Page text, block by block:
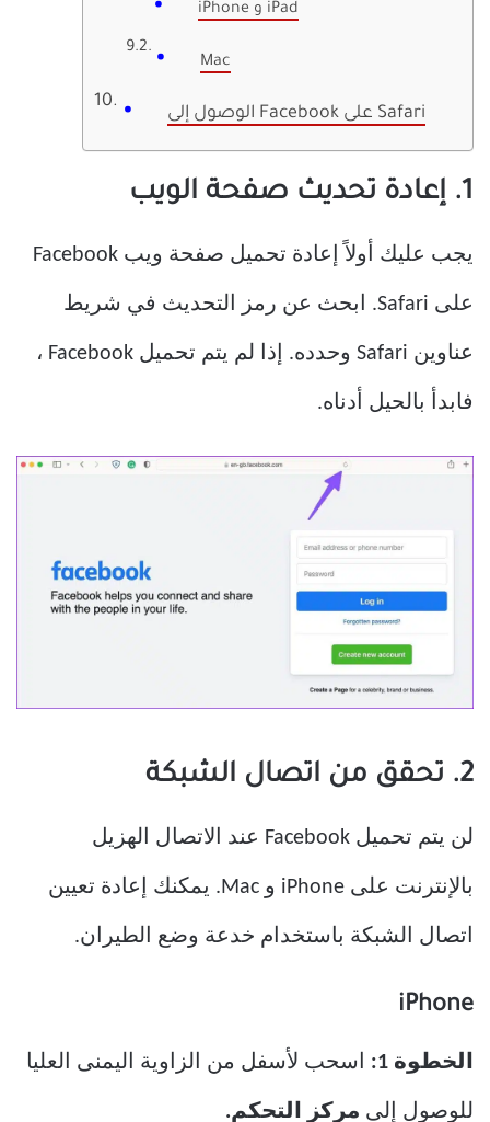
iPhone و iPad
Mac
الوصول إلى Facebook على Safari
1. إعادة تحديث صفحة الويب
يجب عليك أولاً إعادة تحميل صفحة ويب Facebook
على Safari. ابحث عن رمز التحديث في شريط
عناوين Safari وحدده. إذا لم يتم تحميل Facebook ،
فابدأ بالحيل أدناه.
2. تحقق من اتصال الشبكة
لن يتم تحميل Facebook عند الاتصال الهزيل
بالإنترنت على iPhone و Mac. يمكنك إعادة تعيين
اتصال الشبكة باستخدام خدعة وضع الطيران.
iPhone
الخطوة 1: اسحب لأسفل من الزاوية اليمنى العليا
للوصول إلى مركز التحكم.